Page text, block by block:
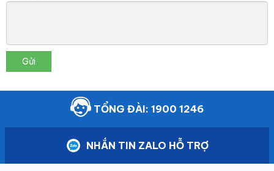
Gửi
TỔNG ĐÀI: 1900 1246
NHẮN TIN ZALO HỖ TRỢ